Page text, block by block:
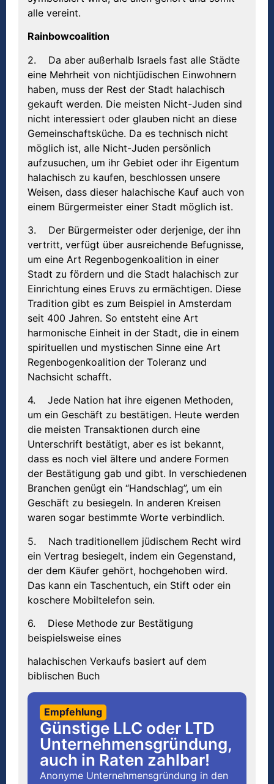
alle vereint.
Rainbowcoalition
2. Da aber außerhalb Israels fast alle Städte
eine Mehrheit von nichtjüdischen Einwohnern
haben, muss der Rest der Stadt halachisch
gekauft werden. Die meisten Nicht-Juden sind
nicht interessiert oder glauben nicht an diese
Gemeinschaftsküche. Da es technisch nicht
möglich ist, alle Nicht-Juden persönlich
aufzusuchen, um ihr Gebiet oder ihr Eigentum
halachisch zu kaufen, beschlossen unsere
Weisen, dass dieser halachische Kauf auch von
einem Bürgermeister einer Stadt möglich ist.
3. Der Bürgermeister oder derjenige, der ihn
vertritt, verfügt über ausreichende Befugnisse,
um eine Art Regenbogenkoalition in einer
Stadt zu fördern und die Stadt halachisch zur
Einrichtung eines Eruvs zu ermächtigen. Diese
Tradition gibt es zum Beispiel in Amsterdam
seit 400 Jahren. So entsteht eine Art
harmonische Einheit in der Stadt, die in einem
spirituellen und mystischen Sinne eine Art
Regenbogenkoalition der Toleranz und
Nachsicht schafft.
4. Jede Nation hat ihre eigenen Methoden,
um ein Geschäft zu bestätigen. Heute werden
die meisten Transaktionen durch eine
Unterschrift bestätigt, aber es ist bekannt,
dass es noch viel ältere und andere Formen
der Bestätigung gab und gibt. In verschiedenen
Branchen genügt ein “Handschlag”, um ein
Geschäft zu besiegeln. In anderen Kreisen
waren sogar bestimmte Worte verbindlich.
5. Nach traditionellem jüdischem Recht wird
ein Vertrag besiegelt, indem ein Gegenstand,
der dem Käufer gehört, hochgehoben wird.
Das kann ein Taschentuch, ein Stift oder ein
koschere Mobiltelefon sein.
6. Diese Methode zur Bestätigung
beispielsweise eines
halachischen Verkaufs basiert auf dem
biblischen Buch
Empfehlung
Günstige LLC oder LTD
Unternehmensgründung,
auch in Raten zahlbar!
Anonyme Unternehmensgründung in den